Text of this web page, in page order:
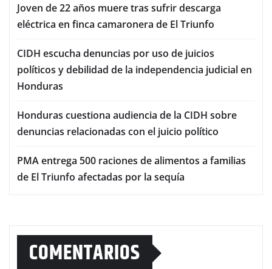
Joven de 22 años muere tras sufrir descarga
eléctrica en finca camaronera de El Triunfo
CIDH escucha denuncias por uso de juicios
políticos y debilidad de la independencia judicial en
Honduras
Honduras cuestiona audiencia de la CIDH sobre
denuncias relacionadas con el juicio político
PMA entrega 500 raciones de alimentos a familias
de El Triunfo afectadas por la sequía
COMENTARIOS